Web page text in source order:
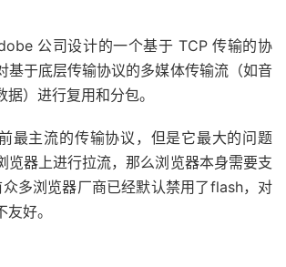
公司设计的一个基于 TCP 传输的协
基于底层传输协议的多媒体传输流（如音
）进行复用和分包。
最主流的传输协议，但是它最大的问题
览器上进行拉流，那么浏览器本身需要支
多浏览器厂商已经默认禁用了flash，对
好。